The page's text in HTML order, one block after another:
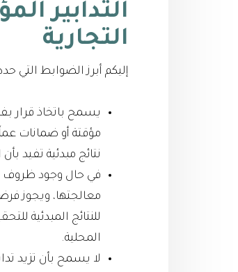
التدابير
التجارية
إليكم أبرز الضوابط التي
يسمح باتخاذ قرار
مؤقتة أو ضمانات
نتائج مبدئية تفيد
في حال وجود ظروف
معالجتها، ويجوز
للنتائج المبدئية
المحلية.
لا يسمح بأن تزيد